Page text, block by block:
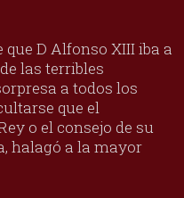
D Alfonso XIII iba a
las terribles
a todos los
que el
o el consejo de su
halagó a la mayor